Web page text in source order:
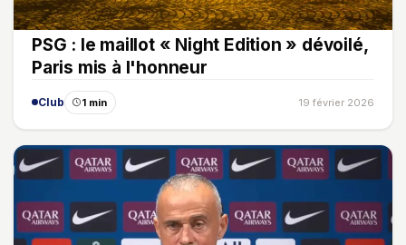
PSG : le maillot « Night Edition » dévoilé,
Paris mis à l'honneur
Club 1 min 19 février 2026